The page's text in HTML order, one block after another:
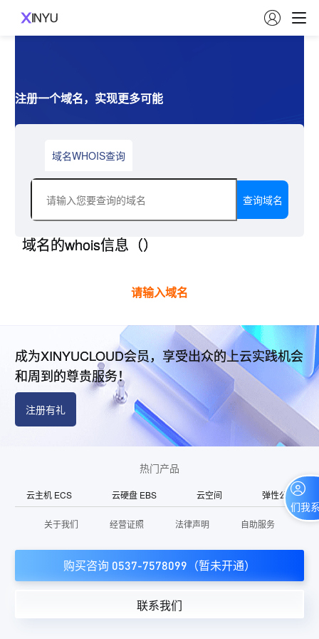

注册一个域名，实现更多可能
域名WHOIS查询
域名的whois信息（）
请输入域名
成为XINYUCLOUD会员，享受出众的上云实践机会
和周到的尊贵服务！
注册有礼
热门产品
云主机 ECS 云硬盘 EBS 云空间 弹性公网IP
关于我们 经营证照 法律声明 自助服务
购买咨询 0537-7578099（暂未开通）
联系我们
联系我们